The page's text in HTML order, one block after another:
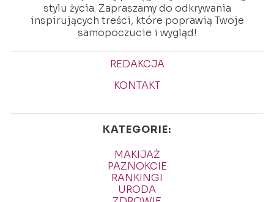
stylu życia. Zapraszamy do odkrywania
inspirujących treści, które poprawią Twoje
samopoczucie i wygląd!
REDAKCJA
KONTAKT
KATEGORIE:
MAKIJAŻ
PAZNOKCIE
RANKINGI
URODA